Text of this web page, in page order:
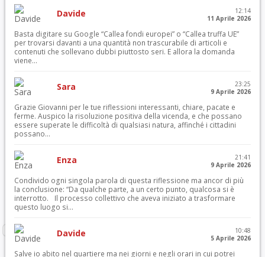
Davide
12:14
11 Aprile 2026
Basta digitare su Google “Callea fondi europei” o “Callea truffa UE”
per trovarsi davanti a una quantità non trascurabile di articoli e
contenuti che sollevano dubbi piuttosto seri. E allora la domanda
viene...
Sara
23:25
9 Aprile 2026
Grazie Giovanni per le tue riflessioni interessanti, chiare, pacate e
ferme. Auspico la risoluzione positiva della vicenda, e che possano
essere superate le difficoltà di qualsiasi natura, affinché i cittadini
possano...
Enza
21:41
9 Aprile 2026
Condivido ogni singola parola di questa riflessione ma ancor di più
la conclusione: “Da qualche parte, a un certo punto, qualcosa si è
interrotto. Il processo collettivo che aveva iniziato a trasformare
questo luogo si...
Davide
10:48
5 Aprile 2026
Salve io abito nel quartiere ma nei giorni e negli orari in cui potrei